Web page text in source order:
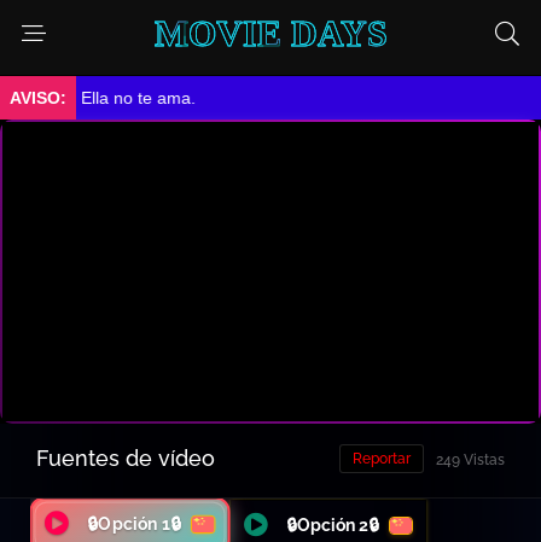
MOVIE DAYS
➤ Ella no te ama.
Fuentes de vídeo 249 Vistas
Reportar
🔒Opción 1🔒 🔒Opción 2🔒